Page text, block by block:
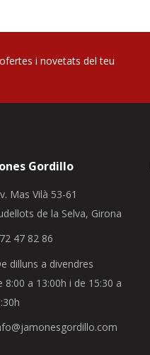
i novetats del teu
Gordillo
Mas Vilà 53-61
de la Selva, Girona
47 82 86
dilluns a divendres
8:00 a 13:00h i de 15:30 a